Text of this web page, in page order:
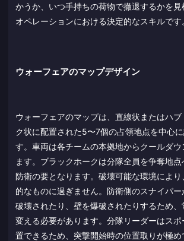
かうか、いつ手持ちの荷物で撤退するかを見
オペレーションにおける決定的なスキルです
ウォーフェアのマップデザイン
ウォーフェアのマップは、直線状またはハ
ク状に配置された5〜7個の占領地点を中心
す。車両は各チームの本拠地からクールダウ
ます。ブラックホークは分隊全員を争奪地
防衛の要となります。破壊可能な環境によ
的なものに過ぎません。防衛側のスナイパー
破壊されたり、壁を爆破されたりするため
変える必要があります。分隊リーダーはス
置できるため、突撃開始時の位置取りが極